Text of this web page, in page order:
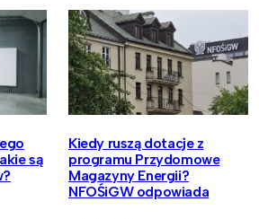
są
Kiedy ruszą dotacje z
programu Przydomowe
Magazyny Energii?
NFOŚiGW odpowiada